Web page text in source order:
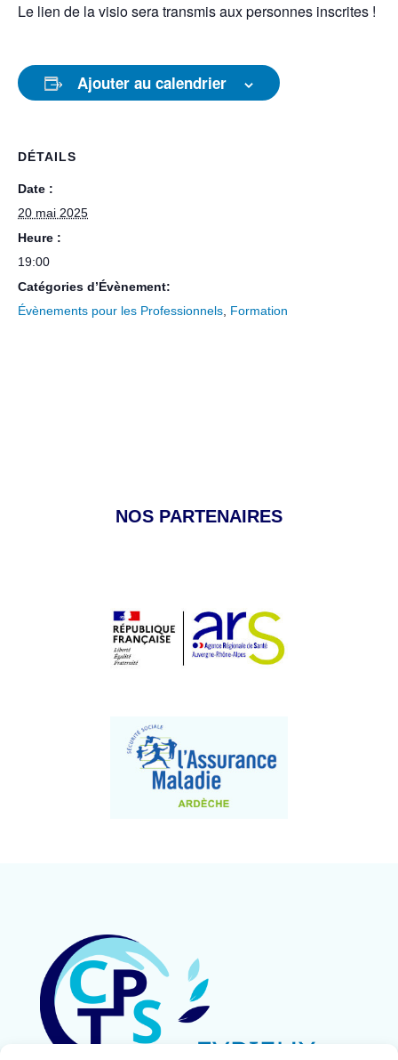
Le lien de la visio sera transmis aux personnes inscrites !
Ajouter au calendrier
DÉTAILS
Date :
20 mai 2025
Heure :
19:00
Catégories d’Évènement:
Évènements pour les Professionnels, Formation
NOS PARTENAIRES